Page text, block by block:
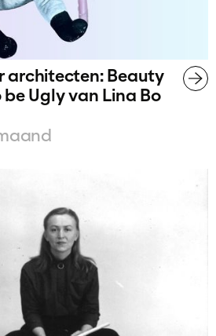
architecten: Beauty
Ugly van Lina Bo